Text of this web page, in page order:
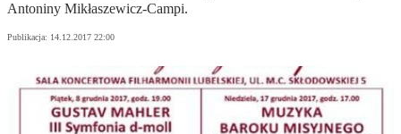
Antoniny Mikłaszewicz-Campi.
Publikacja: 14.12.2017 22:00